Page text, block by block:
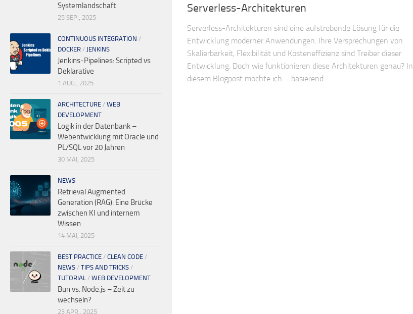
Serverless-Architekturen
Serverless-Architekturen sind eine aufstrebende Lösung für die
Entwicklung moderner Anwendungen. Ihre Versprechungen von
Skalierbarkeit, Flexibilität und Kosteneffizienz sind Treiber dieser
Entwicklung. Doch wie funktionieren diese Architekturen genau? In
diesem Blogpost möchte ich – basierend...
Systemlandschaft
25 SEP., 2025
CONTINUOUS INTEGRATION /
DOCKER / JENKINS
Jenkins-Pipelines: Scripted vs
Deklarative
1 AUG., 2025
ARCHITECTURE / WEB
DEVELOPMENT
Logik in der Datenbank –
Webentwicklung mit Oracle und
PL/SQL vor 20 Jahren
30 MAI, 2025
NEWS
Retrieval Augmented
Generation (RAG): Eine Brücke
zwischen KI und internem
Wissen
14 MAI, 2025
BEST PRACTICE / CLEAN CODE /
NEWS / TIPS AND TRICKS /
TUTORIAL / WEB DEVELOPMENT
Bun vs. Node.js – Zeit zu
wechseln?
23 APR., 2025